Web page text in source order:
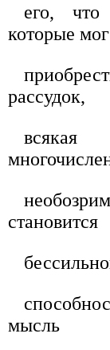
его,
которые мог
рассудок,
становится
мысль